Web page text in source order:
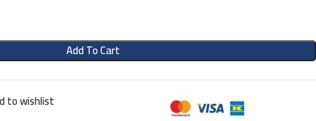
Add To Cart
to wishlist